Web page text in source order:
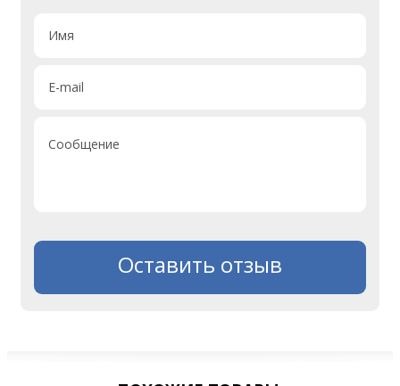
Имя
E-mail
Сообщение
Оставить отзыв